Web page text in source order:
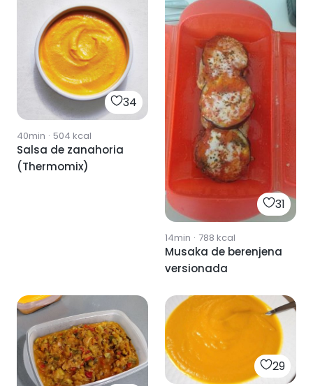
34
40min · 504 kcal
Salsa de zanahoria
(Thermomix)
31
14min · 788 kcal
Musaka de berenjena
versionada
29